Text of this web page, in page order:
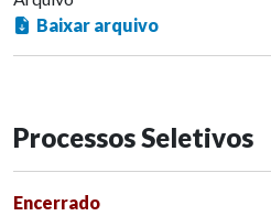
Baixar arquivo
Processos Seletivos
Encerrado